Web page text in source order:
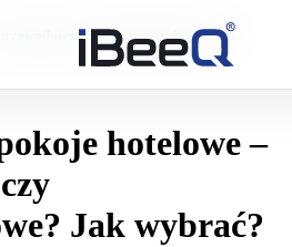
czy bezprzewodowe? Jak
hotelowe –
Jak wybrać?